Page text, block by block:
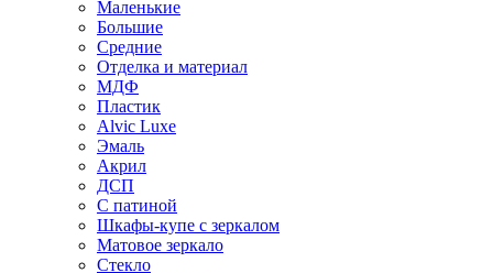
Маленькие
Большие
Средние
Отделка и материал
МДФ
Пластик
Alvic Luxe
Эмаль
Акрил
ДСП
С патиной
Шкафы-купе с зеркалом
Матовое зеркало
Стекло